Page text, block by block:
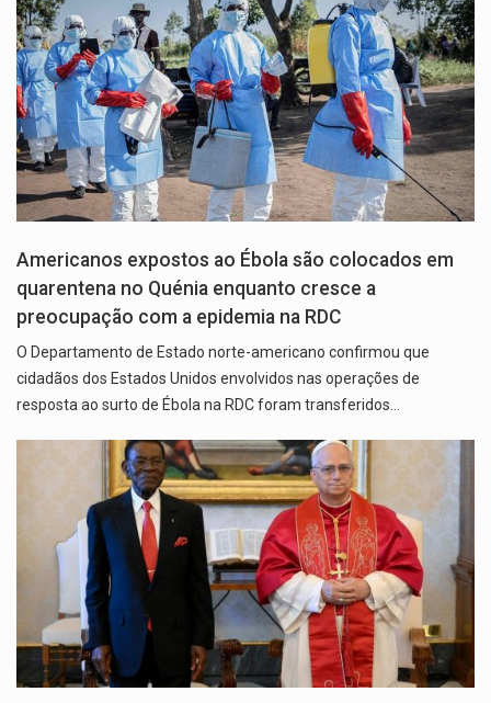
Americanos expostos ao Ébola são colocados em
quarentena no Quénia enquanto cresce a
preocupação com a epidemia na RDC
O Departamento de Estado norte-americano confirmou que
cidadãos dos Estados Unidos envolvidos nas operações de
resposta ao surto de Ébola na RDC foram transferidos…